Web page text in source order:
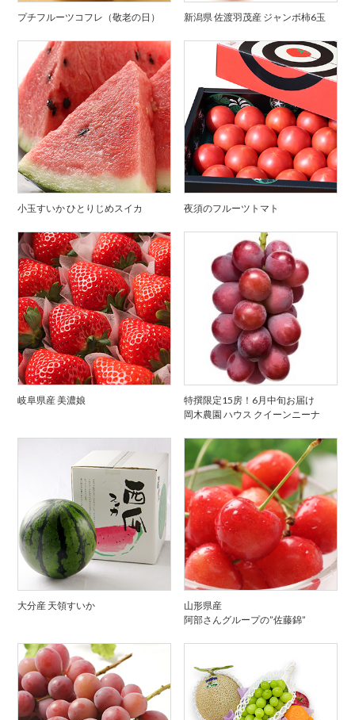
プチフルーツコフレ（敬老の日） 新潟県 佐渡羽茂産 ジャンボ柿6玉
小玉すいか ひとりじめスイカ 夜須のフルーツトマト
岐阜県産 美濃娘
特撰限定15房！6月中旬お届け
岡木農園 ハウス クイーンニーナ
大分産 天領すいか
山形県産
阿部さんグループの”佐藤錦”